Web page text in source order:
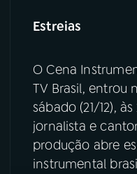
Estreias
O Cena
TV Brasil, entrou
sábado (21/12),
jornalista e
produção abre
instrumental